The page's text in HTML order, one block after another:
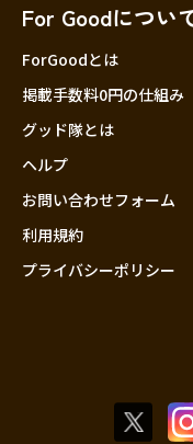
For Goodについ
ForGoodとは
掲載手数料0円の仕組み
グッド隊とは
ヘルプ
お問い合わせフォーム
利用規約
プライバシーポリシー